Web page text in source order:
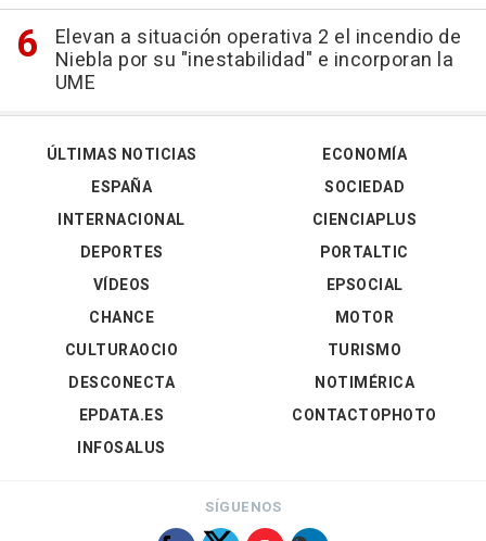
Elevan a situación operativa 2 el incendio de
Niebla por su "inestabilidad" e incorporan la
UME
ÚLTIMAS NOTICIAS
ESPAÑA
INTERNACIONAL
DEPORTES
VÍDEOS
ECONOMÍA
SOCIEDAD
CIENCIAPLUS
PORTALTIC
EPSOCIAL
CHANCE
CULTURAOCIO
DESCONECTA
EPDATA.ES
INFOSALUS
MOTOR
TURISMO
NOTIMÉRICA
CONTACTOPHOTO
SÍGUENOS